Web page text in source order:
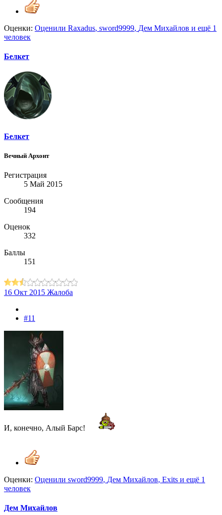
Оценки: Оценили Raxadus, sword9999, Дем Михайлов и ещё 1
человек
Белкет
Белкет
Вечный Архонт
Регистрация
5 Май 2015
Сообщения
194
Оценок
332
Баллы
151
16 Окт 2015 Жалоба
#11
И, конечно, Алый Барс!
Оценки: Оценили sword9999, Дем Михайлов, Exits и ещё 1
человек
Дем Михайлов